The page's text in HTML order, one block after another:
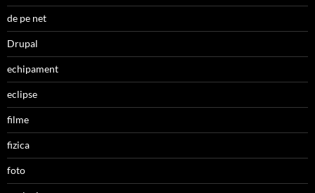
de pe net
Drupal
echipament
eclipse
filme
fizica
foto